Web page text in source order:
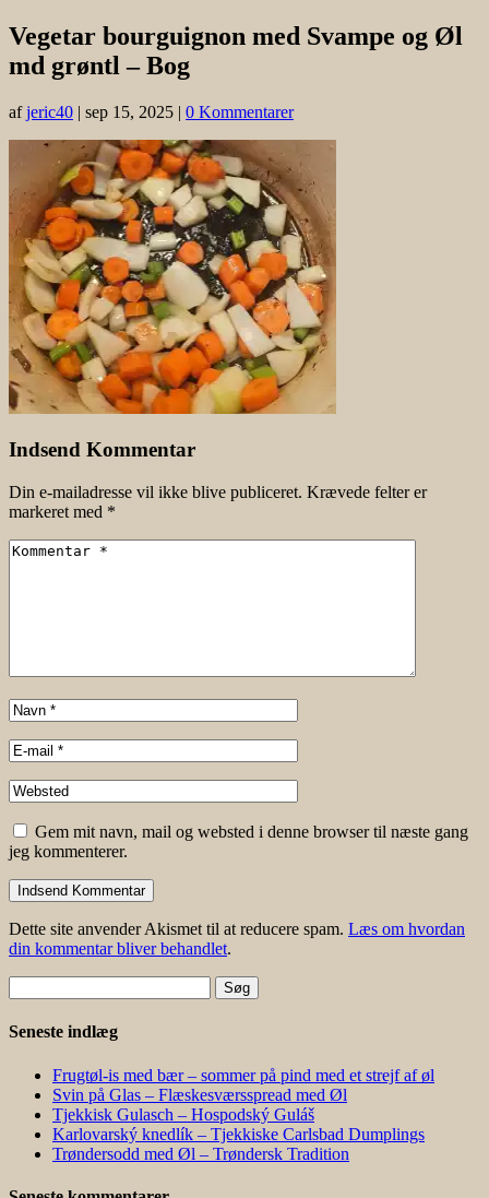
Vegetar bourguignon med Svampe og Øl
md grøntl – Bog
afjeric40 | sep 15, 2025 | 0 Kommentarer
Indsend Kommentar
Din e-mailadresse vil ikke blive publiceret. Krævede felter er
markeret med *
Gem mit navn, mail og websted i denne browser til næste gang
jeg kommenterer.
Dette site anvender Akismet til at reducere spam. Læs om hvordan
din kommentar bliver behandlet.
efter:
Seneste indlæg
Frugtøl-is med bær – sommer på pind med et strejf af øl
Svin på Glas – Flæskesværsspread med Øl
Tjekkisk Gulasch – Hospodský Guláš
Karlovarský knedlík – Tjekkiske Carlsbad Dumplings
Trøndersodd med Øl – Trøndersk Tradition